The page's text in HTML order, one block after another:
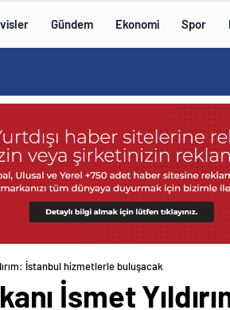
Gündem Ekonomi Spor
İstanbul hizmetlerle buluşacak
İsmet